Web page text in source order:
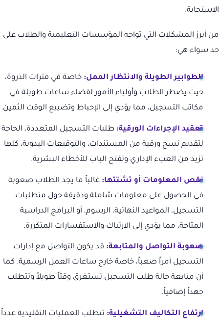
الاستجابة.
من أبرز المشكلات التي تواجه المؤسسات التعليمية والطلاب على
حد سواء هي:
الطوابير الطويلة والانتظار الممل: خاصة في فترات الذروة،
حيث يضطر الطلاب وأولياء الأمور لقضاء ساعات طويلة في
مكاتب التسجيل، مما يؤدي إلى الإحباط وتضييع الوقت الثمين.
تعقيد الإجراءات الورقية: طلبات التسجيل المتعددة، الحاجة
لتقديم نسخ ورقية من المستندات، والتوقيعات اليدوية، كلها
تزيد من العبء الإداري وتفتح الباب للأخطاء البشرية.
نقص المعلومات أو تشتتها: غالباً ما يجد الطلاب صعوبة
في الحصول على معلومات شاملة ودقيقة حول متطلبات
التسجيل، المواعيد النهائية، الرسوم، أو البرامج الدراسية
المتاحة، مما يؤدي إلى الارتباك والاستفسارات المتكررة.
صعوبة التواصل والمتابعة: قد يكون التواصل مع إدارات
التسجيل أمراً صعباً، خاصة خارج ساعات العمل الرسمية. كما
أن متابعة حالة طلب التسجيل تستغرق وقتاً طويلاً وتتطلب
جهداً إضافياً.
ارتفاع التكاليف التشغيلية: تتطلب العمليات التقليدية عدداً